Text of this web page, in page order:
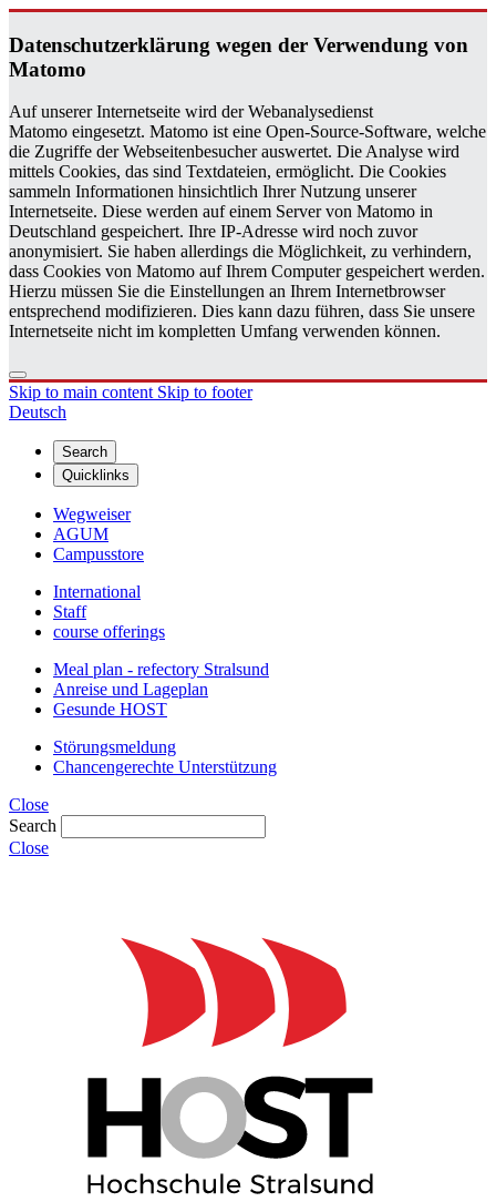
Daten­schutzerklärung wegen der Ver­wen­dung von
Matomo
Auf unserer Internetseite wird der Webanalysedienst
Matomo eingesetzt. Matomo ist eine Open-Source-Software, welche
die Zugriffe der Webseitenbesucher auswertet. Die Analyse wird
mittels Cookies, das sind Textdateien, ermöglicht. Die Cookies
sammeln Informationen hinsichtlich Ihrer Nutzung unserer
Internetseite. Diese werden auf einem Server von Matomo in
Deutschland gespeichert. Ihre IP-Adresse wird noch zuvor
anonymisiert. Sie haben allerdings die Möglichkeit, zu verhindern,
dass Cookies von Matomo auf Ihrem Computer gespeichert werden.
Hierzu müssen Sie die Einstellungen an Ihrem Internetbrowser
entsprechend modifizieren. Dies kann dazu führen, dass Sie unsere
Internetseite nicht im kompletten Umfang verwenden können.
Skip to main content Skip to footer
Deutsch
Search
Quicklinks
Wegweiser
AGUM
Campusstore
International
Staff
course offerings
Meal plan - refectory Stralsund
Anreise und Lageplan
Gesunde HOST
Störungsmeldung
Chancengerechte Unterstützung
Close
Search
Close